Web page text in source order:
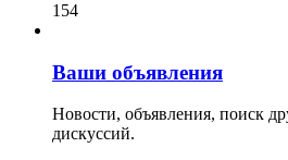
154
Ваши объявления
Новости, объявления, поиск
дискуссий.